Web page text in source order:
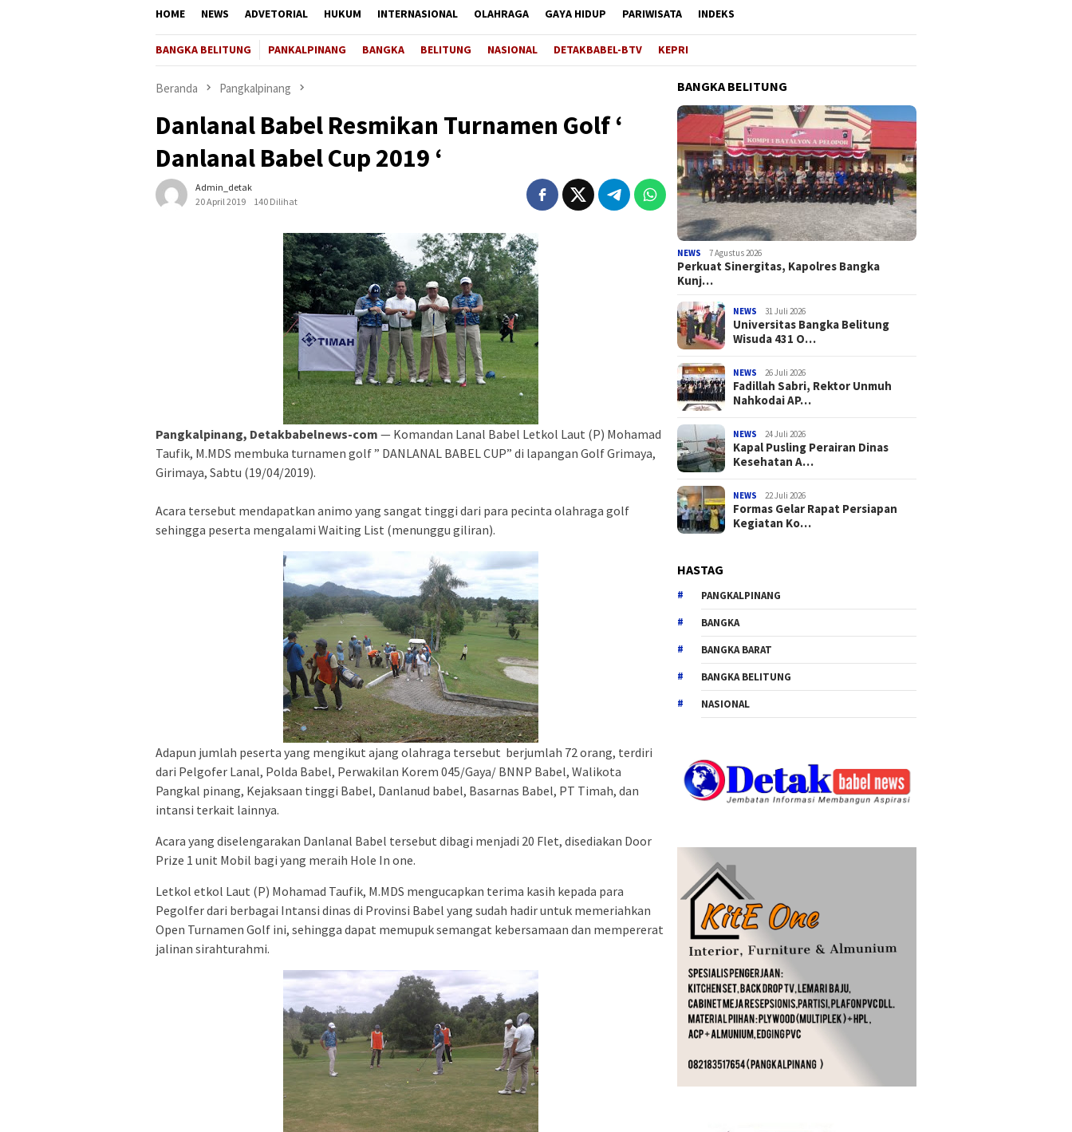
HOME NEWS ADVETORIAL HUKUM INTERNASIONAL OLAHRAGA GAYA HIDUP PARIWISATA INDEKS
BANGKA BELITUNG PANKALPINANG BANGKA BELITUNG NASIONAL DETAKBABEL-BTV KEPRI
Beranda Pangkalpinang
Danlanal Babel Resmikan Turnamen Golf ‘
Danlanal Babel Cup 2019 ‘
Admin_detak
20 April 2019
140 Dilihat
Pangkalpinang, Detakbabelnews-com — Komandan Lanal Babel Letkol Laut (P) Mohamad
Taufik, M.MDS membuka turnamen golf ” DANLANAL BABEL CUP” di lapangan Golf Grimaya,
Girimaya, Sabtu (19/04/2019).
Acara tersebut mendapatkan animo yang sangat tinggi dari para pecinta olahraga golf
sehingga peserta mengalami Waiting List (menunggu giliran).
Adapun jumlah peserta yang mengikut ajang olahraga tersebut berjumlah 72 orang, terdiri
dari Pelgofer Lanal, Polda Babel, Perwakilan Korem 045/Gaya/ BNNP Babel, Walikota
Pangkal pinang, Kejaksaan tinggi Babel, Danlanud babel, Basarnas Babel, PT Timah, dan
intansi terkait lainnya.
Acara yang diselengarakan Danlanal Babel tersebut dibagi menjadi 20 Flet, disediakan Door
Prize 1 unit Mobil bagi yang meraih Hole In one.
Letkol etkol Laut (P) Mohamad Taufik, M.MDS mengucapkan terima kasih kepada para
Pegolfer dari berbagai Intansi dinas di Provinsi Babel yang sudah hadir untuk memeriahkan
Open Turnamen Golf ini, sehingga dapat memupuk semangat kebersamaan dan mempererat
jalinan sirahturahmi.
BANGKA BELITUNG
NEWS 7 Agustus 2026
Perkuat Sinergitas, Kapolres Bangka
Kunj…
NEWS 31 Juli 2026
Universitas Bangka Belitung
Wisuda 431 O…
NEWS 26 Juli 2026
Fadillah Sabri, Rektor Unmuh
Nahkodai AP…
NEWS 24 Juli 2026
Kapal Pusling Perairan Dinas
Kesehatan A…
NEWS 22 Juli 2026
Formas Gelar Rapat Persiapan
Kegiatan Ko…
HASTAG
PANGKALPINANG
BANGKA
BANGKA BARAT
BANGKA BELITUNG
NASIONAL